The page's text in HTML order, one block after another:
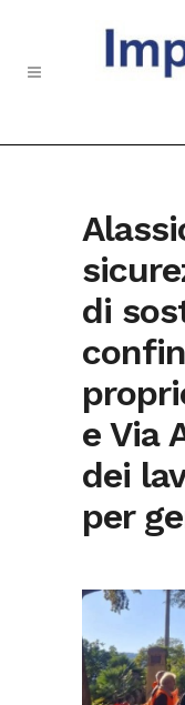
di
e Via
dei
per